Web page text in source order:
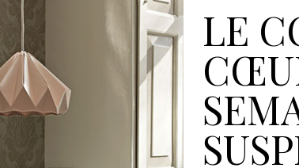
LE